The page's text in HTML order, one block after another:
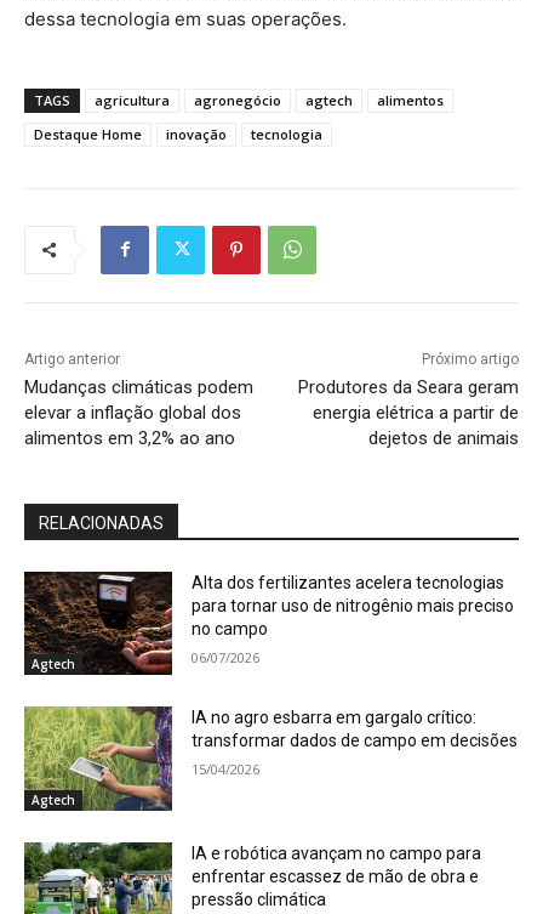
dessa tecnologia em suas operações.
TAGS agricultura agronegócio agtech
alimentos
Destaque Home
inovação tecnologia
Artigo anterior
Mudanças climáticas podem
elevar a inflação global dos
alimentos em 3,2% ao ano
Próximo artigo
Produtores da Seara geram
energia elétrica a partir de
dejetos de animais
RELACIONADAS
Agtech
Alta dos fertilizantes acelera tecnologias
para tornar uso de nitrogênio mais preciso
no campo
06/07/2026
Agtech
IA no agro esbarra em gargalo crítico:
transformar dados de campo em decisões
15/04/2026
IA e robótica avançam no campo para
enfrentar escassez de mão de obra e
pressão climática